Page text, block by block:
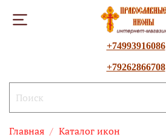
+74993916086
+79262866708
Главная Каталог икон